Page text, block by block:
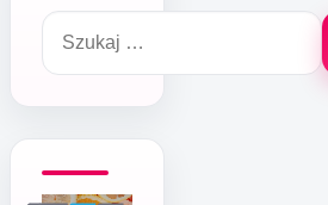
Szukaj: